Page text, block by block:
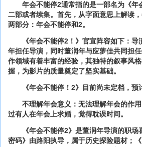
年会不能停2通常指的是一部名为《年
二部或者续集。首先，从字面意思上解读
两部分：年会不能停和2。
《年会不能停2！》官宣阵容如下：
年担任导演，同时董润年与应萝佳共同担
作领域有着丰富的经验，其独特的叙事风
握，为影片的质量奠定了坚实基础。
《年会不能停！2》目前尚未定档，预
不理解年会意义：无法理解年会的作
过有人在年会上求婚，觉得耽误时间。
《年会不能停2》是董润年导演的职
密码》由路阳执导，属于历史探险题材；